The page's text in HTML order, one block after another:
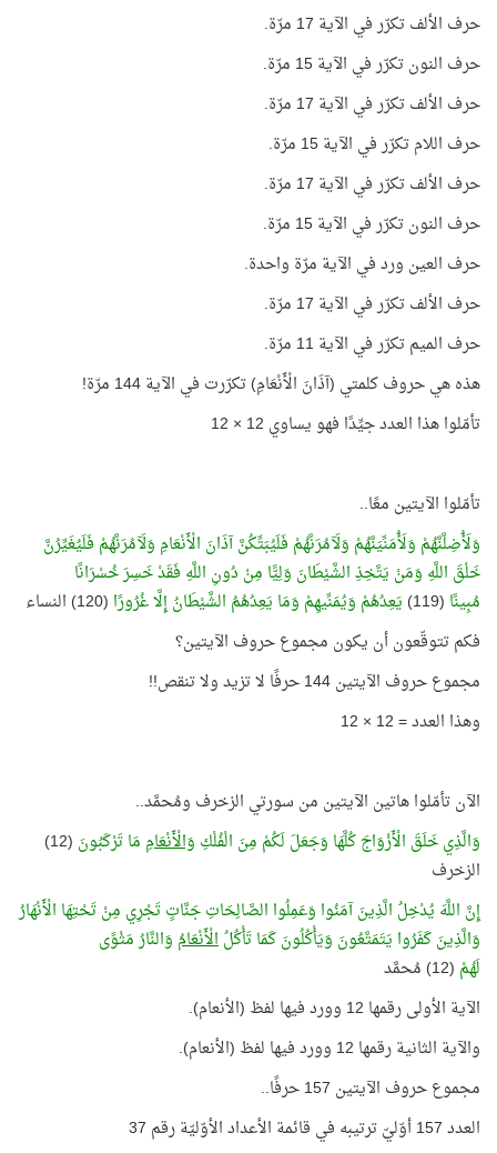
حرف الألف تكرّر في الآية 17 مرّة.
حرف النون تكرّر في الآية 15 مرّة.
حرف الألف تكرّر في الآية 17 مرّة.
حرف اللام تكرّر في الآية 15 مرّة.
حرف الألف تكرّر في الآية 17 مرّة.
حرف النون تكرّر في الآية 15 مرّة.
حرف العين ورد في الآية مرّة واحدة.
حرف الألف تكرّر في الآية 17 مرّة.
حرف الميم تكرّر في الآية 11 مرّة.
هذه هي حروف كلمتي (آذَانَ الْأَنْعَامِ) تكرّرت في الآية 144 مرّة!
تأمّلوا هذا العدد جيِّدًا فهو يساوي 12 × 12
تأمّلوا الآيتين معًا..
وَلَأُضِلَّنَّهُمْ وَلَأُمَنِّيَنَّهُمْ وَلَآمُرَنَّهُمْ فَلَيُبَتِّكُنَّ آذَانَ الْأَنْعَامِ وَلَآمُرَنَّهُمْ فَلَيُغَيِّرُنَّ
خَلْقَ اللَّهِ وَمَنْ يَتَّخِذِ الشَّيْطَانَ وَلِيًّا مِنْ دُونِ اللَّهِ فَقَدْ خَسِرَ خُسْرَانًا
مُبِينًا (119) يَعِدُهُمْ وَيُمَنِّيهِمْ وَمَا يَعِدُهُمُ الشَّيْطَانُ إِلَّا غُرُورًا (120) النساء
فكم تتوقّعون أن يكون مجموع حروف الآيتين؟
مجموع حروف الآيتين 144 حرفًا لا تزيد ولا تنقص!!
وهذا العدد = 12 × 12
الآن تأمّلوا هاتين الآيتين من سورتي الزخرف ومُحمَّد..
وَالَّذِي خَلَقَ الْأَزْوَاجَ كُلَّهَا وَجَعَلَ لَكُمْ مِنَ الْفُلْكِ وَالْأَنْعَامِ مَا تَرْكَبُونَ
(12)
الزخرف
إِنَّ اللَّهَ يُدْخِلُ الَّذِينَ آمَنُوا وَعَمِلُوا الصَّالِحَاتِ جَنَّاتٍ تَجْرِي مِنْ تَحْتِهَا الْأَنْهَارُ
وَالَّذِينَ كَفَرُوا يَتَمَتَّعُونَ وَيَأْكُلُونَ كَمَا تَأْكُلُالْأَنْعَامُ وَالنَّارُ مَثْوًى
لَهُمْ (12) مُحمَّد
الآية الأولى رقمها 12 وورد فيها لفظ (الأنعام).
والآية الثانية رقمها 12 وورد فيها لفظ (الأنعام).
مجموع حروف الآيتين 157 حرفًا..
العدد 157 أوّليّ ترتيبه في قائمة الأعداد الأوّليّة رقم 37